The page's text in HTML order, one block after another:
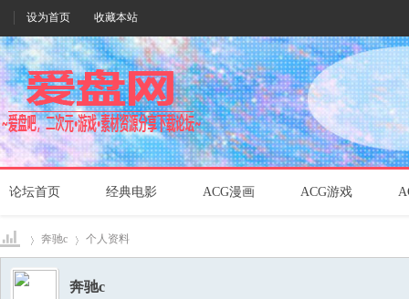
设为首页 收藏本站
论坛首页 经典电影 ACG漫画 ACG游戏
奔驰c 个人资料
奔驰c